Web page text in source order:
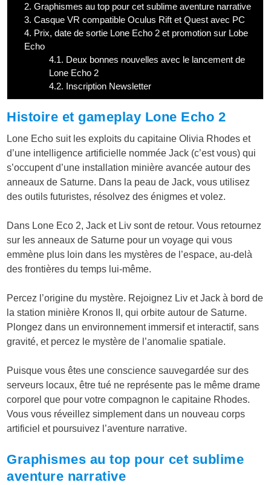
2. Graphismes au top pour cet sublime aventure narrative
3. Casque VR compatible Oculus Rift et Quest avec PC
4. Prix, date de sortie Lone Echo 2 et promotion sur Lobe
Echo
4.1. Deux bonnes nouvelles avec le lancement de
Lone Echo 2
4.2. Inscription Newsletter
Histoire et gameplay Lone Echo 2
Lone Echo suit les exploits du capitaine Olivia Rhodes et
d’une intelligence artificielle nommée Jack (c’est vous) qui
s’occupent d’une installation minière avancée autour des
anneaux de Saturne. Dans la peau de Jack, vous utilisez
des outils futuristes, résolvez des énigmes et volez.
Dans Lone Eco 2, Jack et Liv sont de retour. Vous retournez
sur les anneaux de Saturne pour un voyage qui vous
emmène plus loin dans les mystères de l’espace, au-delà
des frontières du temps lui-même.
Percez l’origine du mystère. Rejoignez Liv et Jack à bord de
la station minière Kronos II, qui orbite autour de Saturne.
Plongez dans un environnement immersif et interactif, sans
gravité, et percez le mystère de l’anomalie spatiale.
Puisque vous êtes une conscience sauvegardée sur des
serveurs locaux, être tué ne représente pas le même drame
corporel que pour votre compagnon le capitaine Rhodes.
Vous vous réveillez simplement dans un nouveau corps
artificiel et poursuivez l’aventure narrative.
Graphismes au top pour cet sublime
aventure narrative